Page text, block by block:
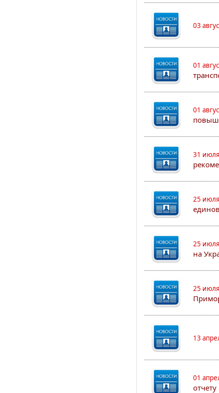
03
01
01
31
25
25
на
25
13
01